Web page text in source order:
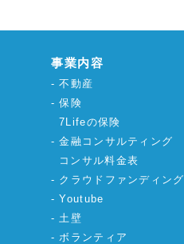
事業内容
不動産
保険
7Lifeの保険
金融コンサルティング
コンサル料金表
クラウドファンディング
Youtube
土壁
ボランティア